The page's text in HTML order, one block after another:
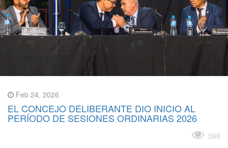
Feb 24, 2026
EL CONCEJO DELIBERANTE DIO INICIO AL
PERÍODO DE SESIONES ORDINARIAS 2026
598